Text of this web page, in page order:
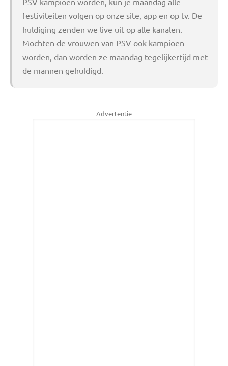
festiviteiten volgen op onze site, app en op tv. De
huldiging zenden we live uit op alle kanalen.
Mochten de vrouwen van PSV ook kampioen
worden, dan worden ze maandag tegelijkertijd met
de mannen gehuldigd.
Advertentie